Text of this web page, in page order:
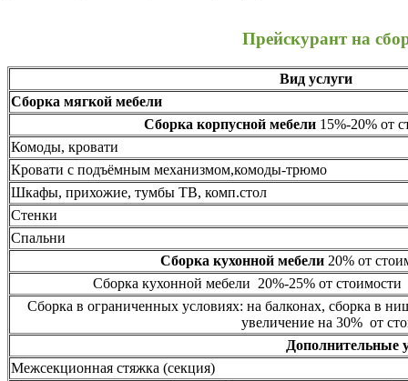
Прейскурант на
Вид услуги
Сборка мягкой мебели
Сборка корпусной мебели15%-20% от
Комоды, кровати
Кровати с подъёмным механизмом,комоды-трюмо
Шкафы, прихожие, тумбы ТВ, комп.стол
Стенки
Спальни
Сборка кухонной мебели20% от
Сборка кухонной мебели 20%-25% от стоимости
Сборка в ограниченных условиях: на балконах, сборка в
увеличение на 30% от
Дополнительные
Межсекционная стяжка (секция)